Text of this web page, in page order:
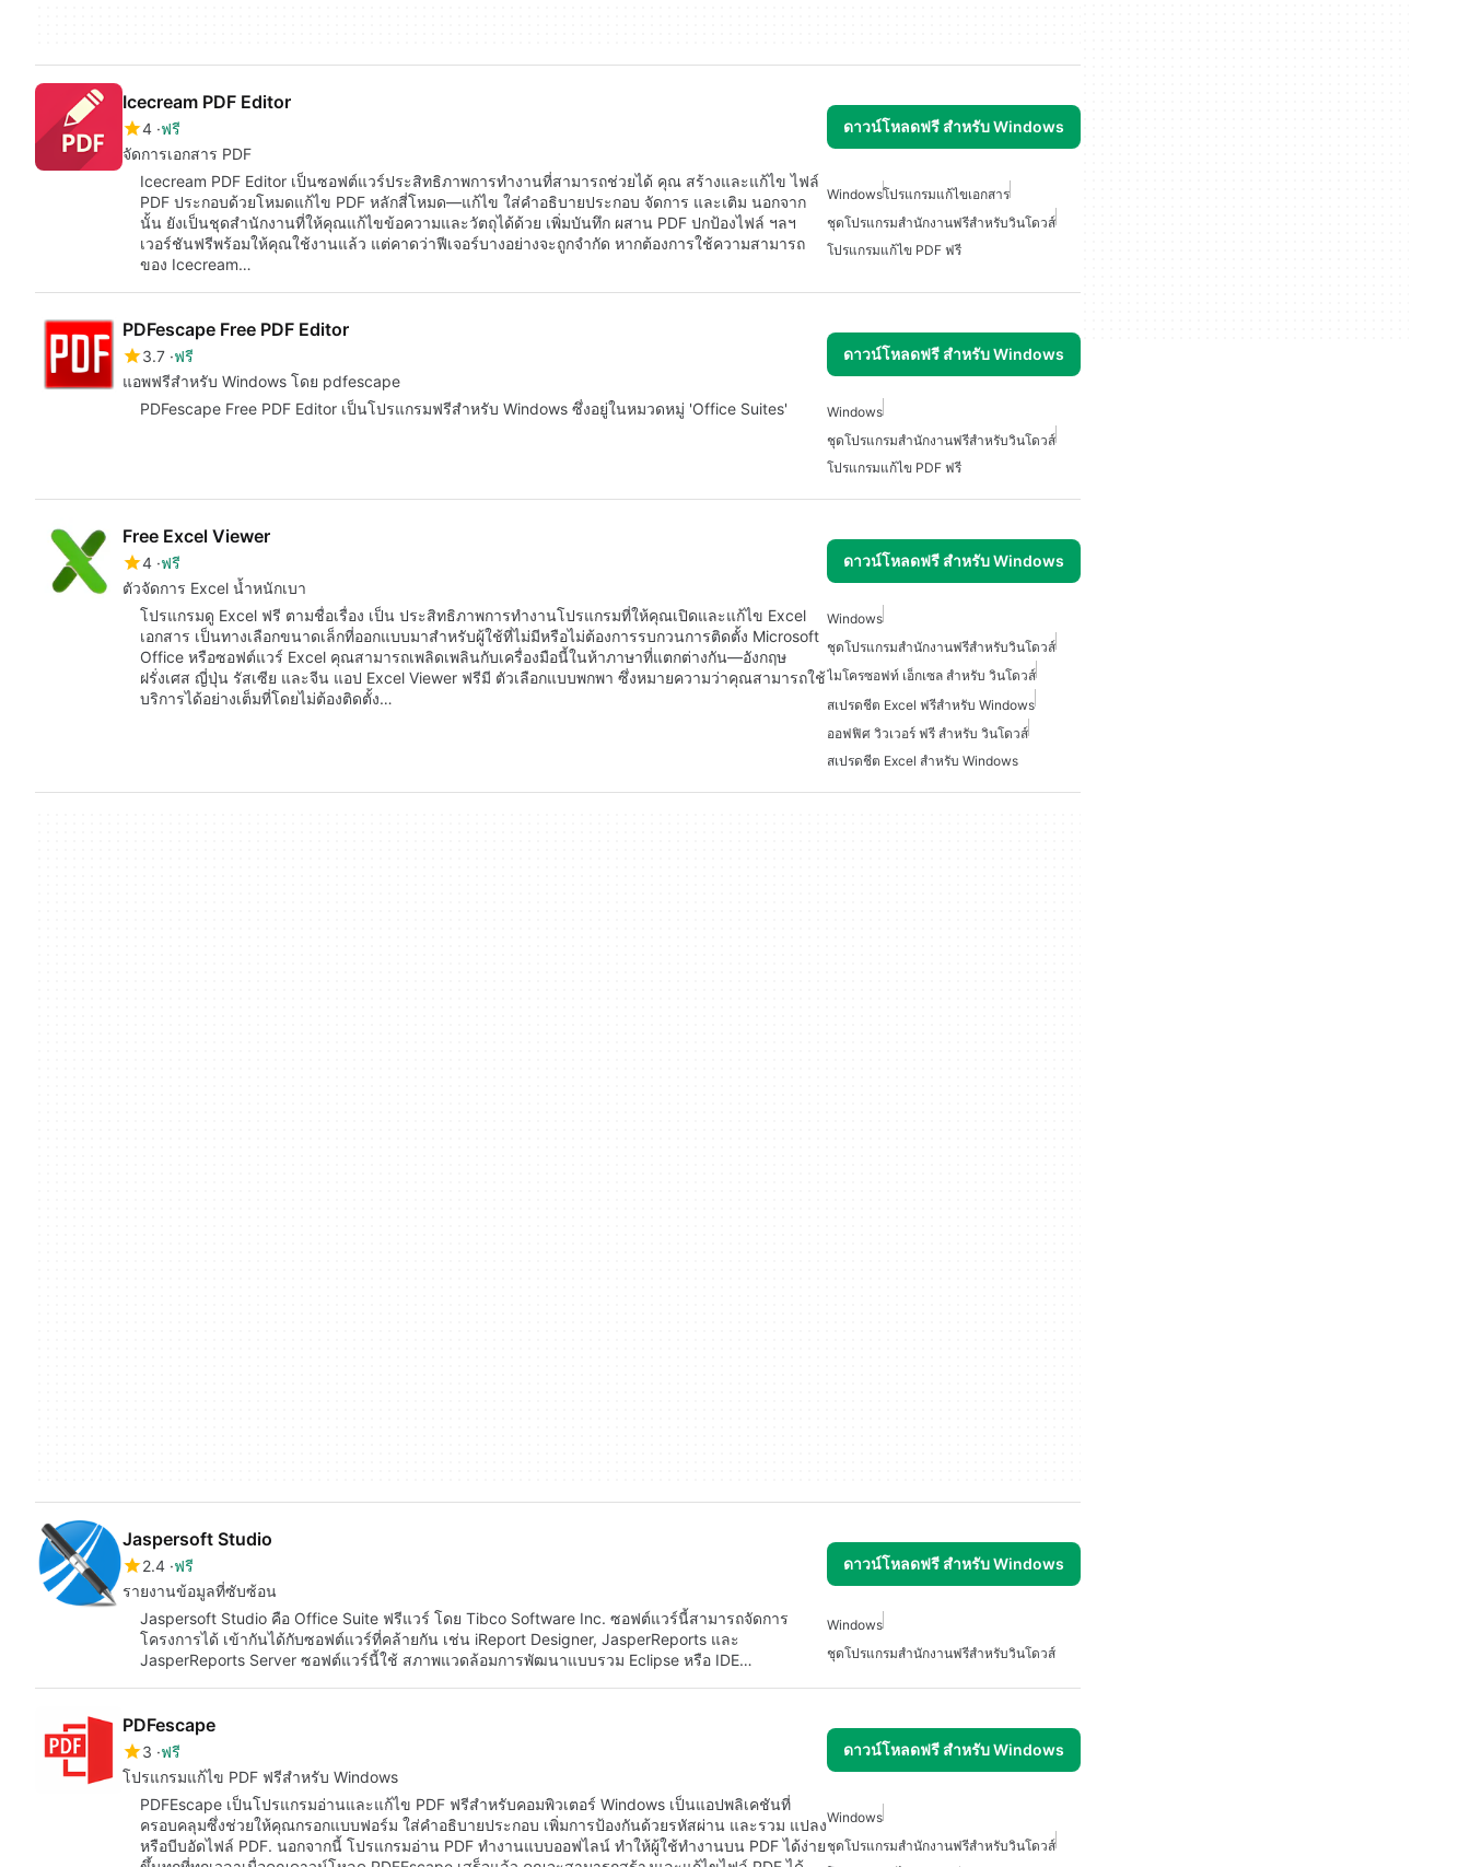
Icecream PDF Editor
4 ฟรี
จัดการเอกสาร PDF
ดาวน์โหลดฟรี สำหรับ Windows
Icecream PDF Editor เป็นซอฟต์แวร์ประสิทธิภาพการทำงานที่สามารถช่วยได้ คุณ สร้างและแก้ไข ไฟล์
PDF ประกอบด้วยโหมดแก้ไข PDF หลักสี่โหมด—แก้ไข ใส่คำอธิบายประกอบ จัดการ และเติม นอกจาก
นั้น ยังเป็นชุดสำนักงานที่ให้คุณแก้ไขข้อความและวัตถุได้ด้วย เพิ่มบันทึก ผสาน PDF ปกป้องไฟล์ ฯลฯ
เวอร์ชันฟรีพร้อมให้คุณใช้งานแล้ว แต่คาดว่าฟีเจอร์บางอย่างจะถูกจำกัด หากต้องการใช้ความสามารถ
ของ Icecream…
Windowsโปรแกรมแก้ไขเอกสาร
ชุดโปรแกรมสำนักงานฟรีสำหรับวินโดวส์
โปรแกรมแก้ไข PDF ฟรี
PDFescape Free PDF Editor
3.7 ฟรี
แอพฟรีสำหรับ Windows โดย pdfescape
ดาวน์โหลดฟรี สำหรับ Windows
PDFescape Free PDF Editor เป็นโปรแกรมฟรีสำหรับ Windows ซึ่งอยู่ในหมวดหมู่ 'Office Suites'
Windows
ชุดโปรแกรมสำนักงานฟรีสำหรับวินโดวส์
โปรแกรมแก้ไข PDF ฟรี
Free Excel Viewer
4 ฟรี
ตัวจัดการ Excel น้ำหนักเบา
ดาวน์โหลดฟรี สำหรับ Windows
โปรแกรมดู Excel ฟรี ตามชื่อเรื่อง เป็น ประสิทธิภาพการทำงานโปรแกรมที่ให้คุณเปิดและแก้ไข Excel
เอกสาร เป็นทางเลือกขนาดเล็กที่ออกแบบมาสำหรับผู้ใช้ที่ไม่มีหรือไม่ต้องการรบกวนการติดตั้ง Microsoft
Office หรือซอฟต์แวร์ Excel คุณสามารถเพลิดเพลินกับเครื่องมือนี้ในห้าภาษาที่แตกต่างกัน—อังกฤษ
ฝรั่งเศส ญี่ปุ่น รัสเซีย และจีน แอป Excel Viewer ฟรีมี ตัวเลือกแบบพกพา ซึ่งหมายความว่าคุณสามารถใช้
บริการได้อย่างเต็มที่โดยไม่ต้องติดตั้ง…
Windows
ชุดโปรแกรมสำนักงานฟรีสำหรับวินโดวส์
ไมโครซอฟท์ เอ็กเซล สำหรับ วินโดวส์
สเปรดชีต Excel ฟรีสำหรับ Windows
ออฟฟิศ วิวเวอร์ ฟรี สำหรับ วินโดวส์
สเปรดชีต Excel สำหรับ Windows
Jaspersoft Studio
2.4 ฟรี
รายงานข้อมูลที่ซับซ้อน
ดาวน์โหลดฟรี สำหรับ Windows
Jaspersoft Studio คือ Office Suite ฟรีแวร์ โดย Tibco Software Inc. ซอฟต์แวร์นี้สามารถจัดการ
โครงการได้ เข้ากันได้กับซอฟต์แวร์ที่คล้ายกัน เช่น iReport Designer, JasperReports และ
JasperReports Server ซอฟต์แวร์นี้ใช้ สภาพแวดล้อมการพัฒนาแบบรวม Eclipse หรือ IDE…
Windows
ชุดโปรแกรมสำนักงานฟรีสำหรับวินโดวส์
PDFescape
3 ฟรี
โปรแกรมแก้ไข PDF ฟรีสำหรับ Windows
ดาวน์โหลดฟรี สำหรับ Windows
PDFEscape เป็นโปรแกรมอ่านและแก้ไข PDF ฟรีสำหรับคอมพิวเตอร์ Windows เป็นแอปพลิเคชันที่
ครอบคลุมซึ่งช่วยให้คุณกรอกแบบฟอร์ม ใส่คำอธิบายประกอบ เพิ่มการป้องกันด้วยรหัสผ่าน และรวม แปลง
หรือบีบอัดไฟล์ PDF. นอกจากนี้ โปรแกรมอ่าน PDF ทำงานแบบออฟไลน์ ทำให้ผู้ใช้ทำงานบน PDF ได้ง่าย
Windows
ชุดโปรแกรมสำนักงานฟรีสำหรับวินโดวส์